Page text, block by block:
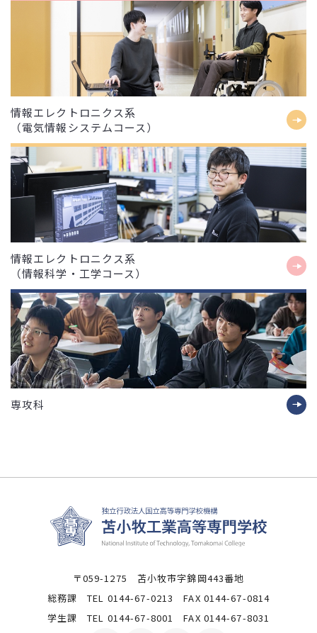
情報エレクトロニクス系
（電気情報システムコース）
情報エレクトロニクス系
（情報科学・工学コース）
専攻科
〒059-1275 苫小牧市字錦岡443番地
総務課 TEL 0144-67-0213 FAX 0144-67-0814
学生課 TEL 0144-67-8001 FAX 0144-67-8031